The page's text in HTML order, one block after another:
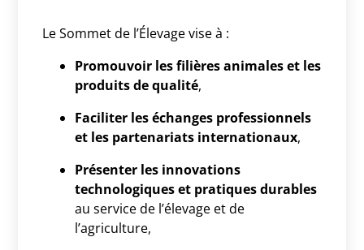
Le Sommet de l’Élevage vise à :
Promouvoir les filières animales et les
produits de qualité,
Faciliter les échanges professionnels
et les partenariats internationaux,
Présenter les innovations
technologiques et pratiques durables
au service de l’élevage et de
l’agriculture,